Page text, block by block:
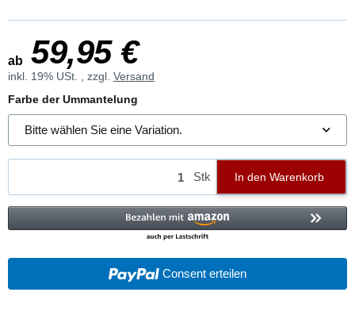
ab 59,95 €
inkl. 19% USt. , zzgl. Versand
Farbe der Ummantelung
Bitte wählen Sie eine Variation.
Stk In den Warenkorb
Consent erteilen